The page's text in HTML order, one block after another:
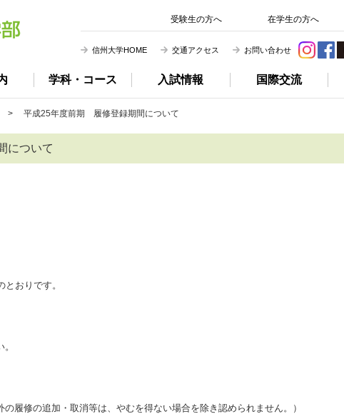
学科・コース 入試情報 国際交流
受験生の方へ 在学生の方へ
信州大学HOME 交通アクセス お問い合わせ
> 平成25年度前期 履修登録期間について
について
おりです。
の履修の追加・取消等は、やむを得ない場合を除き認められません。）